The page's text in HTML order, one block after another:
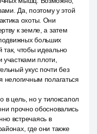
Да, поэтому у этой
охоты. Они
к земле, а затем
больших
чтобы идеально
плоти,
укус почти без
нелогичным полагаться
в цель, но у тилоксапол
прочно обосновались
встречаясь в
где они также